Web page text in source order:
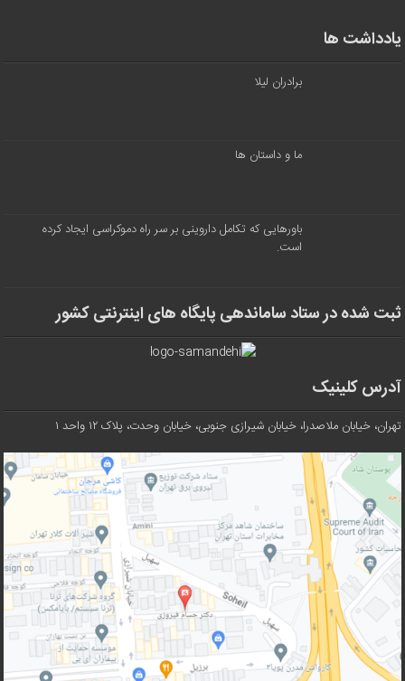
یادداشت ها
برادران لیلا
ما و داستان ها
باورهایی که تکامل داروینی بر سر راه دموکراسی ایجاد کرده
است.
ثبت شده در ستاد ساماندهی پایگاه های اینترنتی کشور
آدرس کلینیک
تهران، خیابان ملاصدرا، خیابان شیرازی جنوبی، خیابان وحدت، پلاک ۱۲ واحد ۱